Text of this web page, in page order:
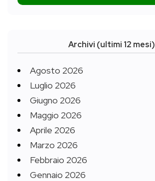
Archivi (ultimi 12 mesi)
Agosto 2026
Luglio 2026
Giugno 2026
Maggio 2026
Aprile 2026
Marzo 2026
Febbraio 2026
Gennaio 2026